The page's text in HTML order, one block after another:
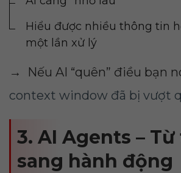
Hiểu được nhiều thông tin
một lần xử lý
→ Nếu AI “quên” điều bạn
context window đã bị vượt
3. AI Agents –
sang hành động